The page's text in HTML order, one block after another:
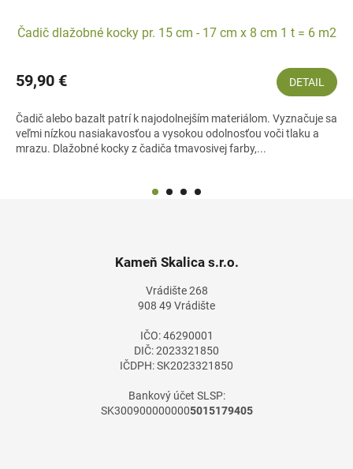
Čadič dlažobné kocky pr. 15 cm - 17 cm x 8 cm 1 t = 6 m2
59,90 € DETAIL
Čadič alebo bazalt patrí k najodolnejším materiálom. Vyznačuje sa
veľmi nízkou nasiakavosťou a vysokou odolnosťou voči tlaku a
mrazu. Dlažobné kocky z čadiča tmavosivej farby,...
Kameň Skalica s.r.o.
Vrádište 268
908 49 Vrádište
IČO: 46290001
DIČ: 2023321850
IČDPH: SK2023321850
Bankový účet SLSP:
SK3009000000005015179405